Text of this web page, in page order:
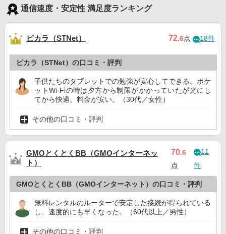
通信速度・安定性 満足度ランキング
ピカラ（STNet） 72.6点 18件
ピカラ（STNet）の口コミ・評判
子供たちのタブレットでの勉強が安心してできる。ポケ
ットWi-Fiの時は夕方から制限がかかっていたが光にし
てから快適。料金が安い。（30代／女性）
その他の口コミ・評判
GMOとくとくBB（GMOインターネッ
ト）
70.6
点
11
件
GMOとくとくBB（GMOインターネット）の口コミ・評判
無料レンタルのルーターで安定した接続が得られている
し、速度的にも早くなった。（60代以上／男性）
その他の口コミ・評判